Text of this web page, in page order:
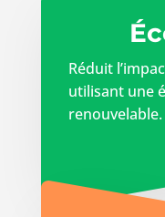
Réduit
utilisant une
renouvelable.